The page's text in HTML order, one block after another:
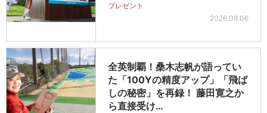
プレゼント
2026.08.06
全英制覇！桑木志帆が語ってい
た「100Yの精度アップ」「飛ば
しの秘密」を再録！ 藤田寛之か
ら直接受け…